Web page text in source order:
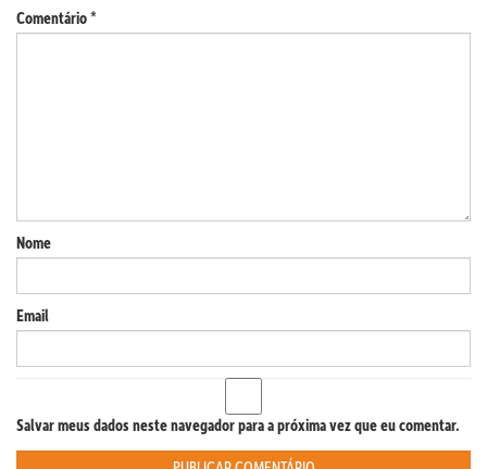
Comentário*
Nome
Email
Salvar meus dados neste navegador para a próxima vez que eu comentar.